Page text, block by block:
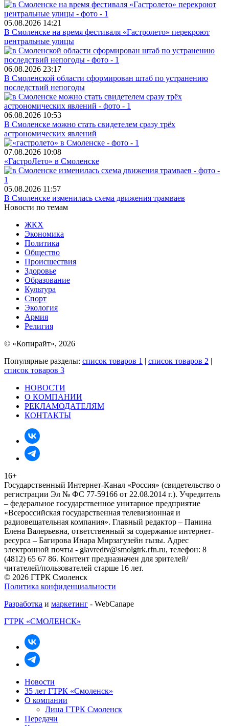
05.08.2026 14:21
В Смоленске на время фестиваля «Гастролето» перекроют
центральные улицы
06.08.2026 23:17
В Смоленской области сформирован штаб по устранению
последствий непогоды
06.08.2026 10:53
В Смоленске можно стать свидетелем сразу трёх
астрономических явлений
07.08.2026 10:08
«ГастроЛето» в Смоленске
05.08.2026 11:57
В Смоленске изменилась схема движения трамваев
Новости по темам
ЖКХ
Экономика
Политика
Общество
Происшествия
Здоровье
Образование
Культура
Спорт
Экология
Армия
Религия
© «Копирайт», 2026
Популярные разделы: список товаров 1 | список товаров 2 |
список товаров 3
НОВОСТИ
О КОМПАНИИ
РЕКЛАМОДАТЕЛЯМ
КОНТАКТЫ
16+
Государственный Интернет-Канал «Россия» (свидетельство о
регистрации Эл № ФС 77-59166 от 22.08.2014 г.). Учредитель
– федеральное государственное унитарное предприятие
«Всероссийская государственная телевизионная и
радиовещательная компания». Главный редактор – Панина
Елена Валерьевна, ответственный за содержание интернет-
ресурса – Багирова Инара Мирзагузейн гызы. Адрес
электронной почты - glavredtv@smolgtrk.rfn.ru, телефон: 8
(4812) 65 67 86. Контент предназначен для зрителей/
читателей/пользователей старше 16 лет.
© 2026 ГТРК Смоленск
Политика конфиденциальности
Разработка и маркетинг - WebCanape
ГТРК «СМОЛЕНСК»
Новости
35 лет ГТРК «Смоленск»
О компании
Лица ГТРК Смоленск
Передачи